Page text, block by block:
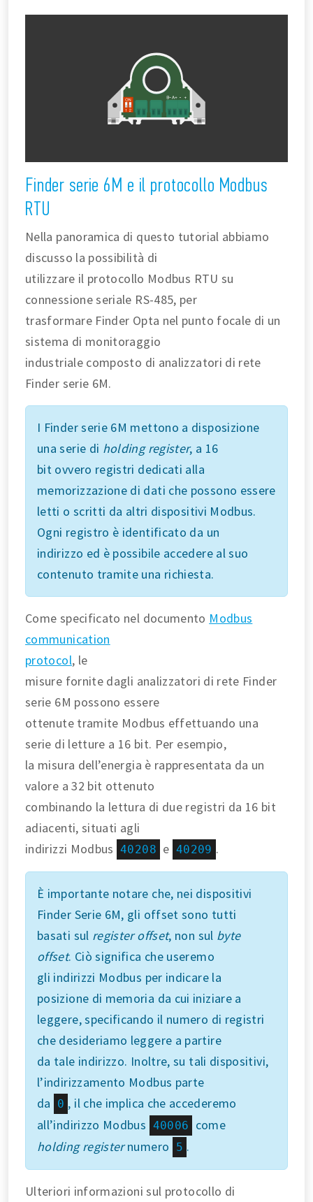
Finder serie 6M e il protocollo Modbus
RTU
Nella panoramica di questo tutorial abbiamo
discusso la possibilità di
utilizzare il protocollo Modbus RTU su
connessione seriale RS-485, per
trasformare Finder Opta nel punto focale di un
sistema di monitoraggio
industriale composto di analizzatori di rete
Finder serie 6M.
I Finder serie 6M mettono a disposizione
una serie di holding register, a 16
bit ovvero registri dedicati alla
memorizzazione di dati che possono essere
letti o scritti da altri dispositivi Modbus.
Ogni registro è identificato da un
indirizzo ed è possibile accedere al suo
contenuto tramite una richiesta.
Come specificato nel documento Modbus
communication
protocol, le
misure fornite dagli analizzatori di rete Finder
serie 6M possono essere
ottenute tramite Modbus effettuando una
serie di letture a 16 bit. Per esempio,
la misura dell’energia è rappresentata da un
valore a 32 bit ottenuto
combinando la lettura di due registri da 16 bit
adiacenti, situati agli
indirizzi Modbus 40208 e 40209 .
È importante notare che, nei dispositivi
Finder Serie 6M, gli offset sono tutti
basati sul register offset, non sul byte
offset. Ciò significa che useremo
gli indirizzi Modbus per indicare la
posizione di memoria da cui iniziare a
leggere, specificando il numero di registri
che desideriamo leggere a partire
da tale indirizzo. Inoltre, su tali dispositivi,
l’indirizzamento Modbus parte
da
0 , il che implica che accederemo
all’indirizzo Modbus 40006
come
holding registernumero 5 .
Ulteriori informazioni sul protocollo di